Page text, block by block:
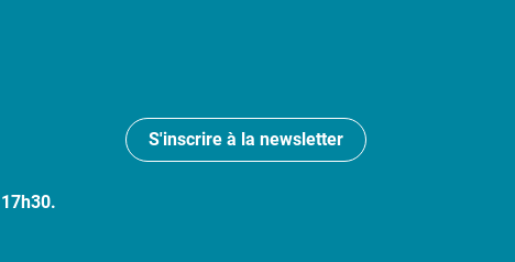
S'inscrire à la newsletter